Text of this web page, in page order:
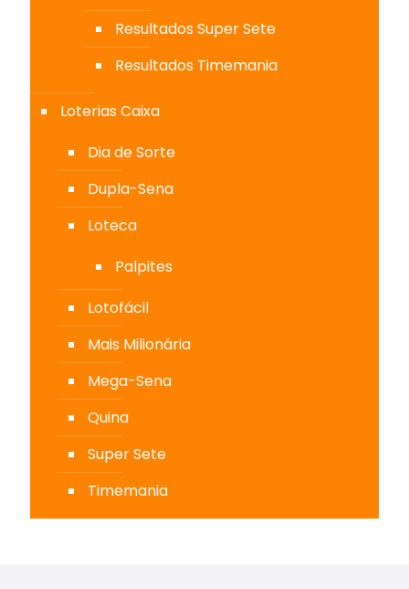
Resultados Super Sete
Resultados Timemania
Loterias Caixa
Dia de Sorte
Dupla-Sena
Loteca
Palpites
Lotofácil
Mais Milionária
Mega-Sena
Quina
Super Sete
Timemania